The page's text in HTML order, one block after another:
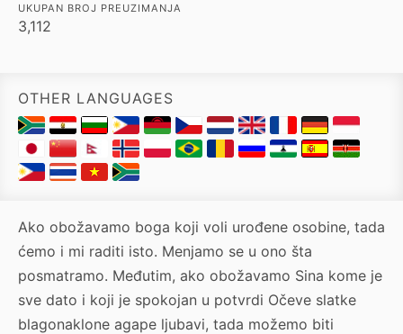
UKUPAN BROJ PREUZIMANJA
3,112
OTHER LANGUAGES
Ako obožavamo boga koji voli urođene osobine, tada
ćemo i mi raditi isto. Menjamo se u ono šta
posmatramo. Međutim, ako obožavamo Sina kome je
sve dato i koji je spokojan u potvrdi Očeve slatke
blagonaklone agape ljubavi, tada možemo biti